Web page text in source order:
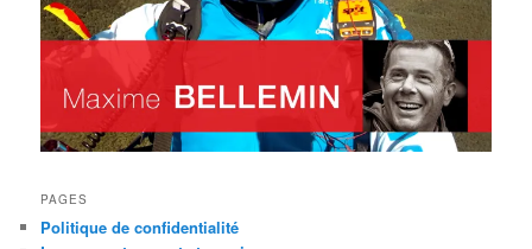
PAGES
Politique de confidentialité